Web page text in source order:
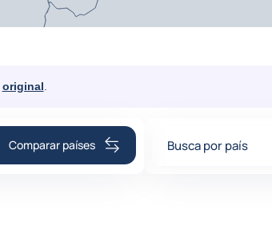
original
Comparar países Busca por país